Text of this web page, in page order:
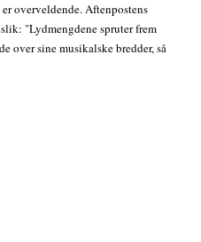
overveldende. Aftenpostens
"Lydmengdene spruter frem
over sine musikalske bredder, så